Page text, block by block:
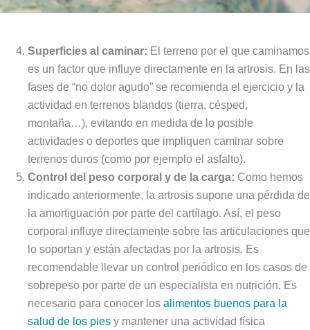
Superficies al caminar: El terreno por el que caminamos
es un factor que influye directamente en la artrosis. En las
fases de “no dolor agudo” se recomienda el ejercicio y la
actividad en terrenos blandos (tierra, césped,
montaña…), evitando en medida de lo posible
actividades o deportes que impliquen caminar sobre
terrenos duros (como por ejemplo el asfalto).
Control del peso corporal y de la carga: Como hemos
indicado anteriormente, la artrosis supone una pérdida de
la amortiguación por parte del cartílago. Así, el peso
corporal influye directamente sobre las articulaciones que
lo soportan y están afectadas por la artrosis. Es
recomendable llevar un control periódico en los casos de
sobrepeso por parte de un especialista en nutrición. Es
necesario para conocer los alimentos buenos para la
salud de los pies y mantener una actividad física